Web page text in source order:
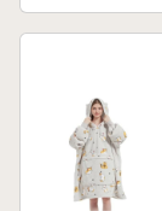
Hoodie Bata